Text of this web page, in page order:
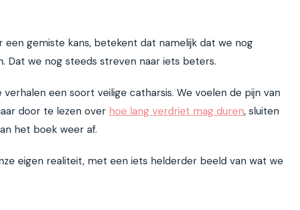
een gemiste kans, betekent dat namelijk dat we nog
Dat we nog steeds streven naar iets beters.
verhalen een soort veilige catharsis. We voelen de pijn van
door te lezen over hoe lang verdriet mag duren, sluiten
het boek weer af.
eigen realiteit, met een iets helderder beeld van wat we